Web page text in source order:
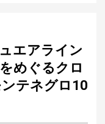
エアライン
めぐるクロ
テネグロ10